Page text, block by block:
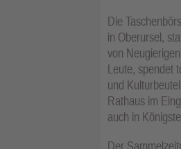
Die
in Oberursel,
von
Leute, spendet
und
Rathaus im
auch in